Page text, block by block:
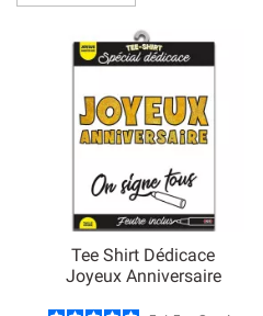
âges !
Tee Shirt Dédicace
Joyeux Anniversaire